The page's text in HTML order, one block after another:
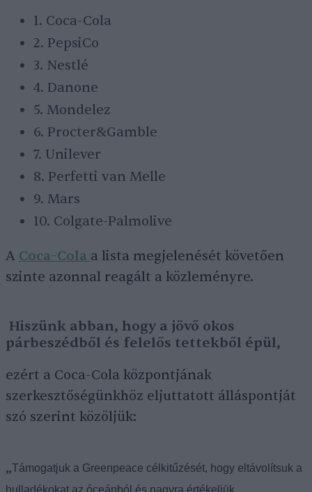
1. Coca-Cola
2. PepsiCo
3. Nestlé
4. Danone
5. Mondelez
6. Procter&Gamble
7. Unilever
8. Perfetti van Melle
9. Mars
10. Colgate-Palmolive
A Coca-Cola a lista megjelenését követően
szinte azonnal reagált a közleményre.
Hiszünk abban, hogy a jövő okos
párbeszédből és felelős tettekből épül,
ezért a Coca-Cola központjának
szerkesztőségünkhöz eljuttatott álláspontját
szó szerint közöljük:
„Támogatjuk a Greenpeace célkitűzését, hogy eltávolítsuk a